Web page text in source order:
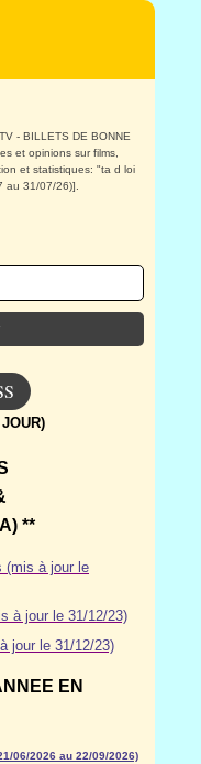
- BILLETS DE BONNE
et opinions sur films,
et statistiques: "ta d loi
au 31/07/26)].
**
(mis à jour le
à jour le 31/12/23)
jour le 31/12/23)
EN
06/2026 au 22/09/2026)